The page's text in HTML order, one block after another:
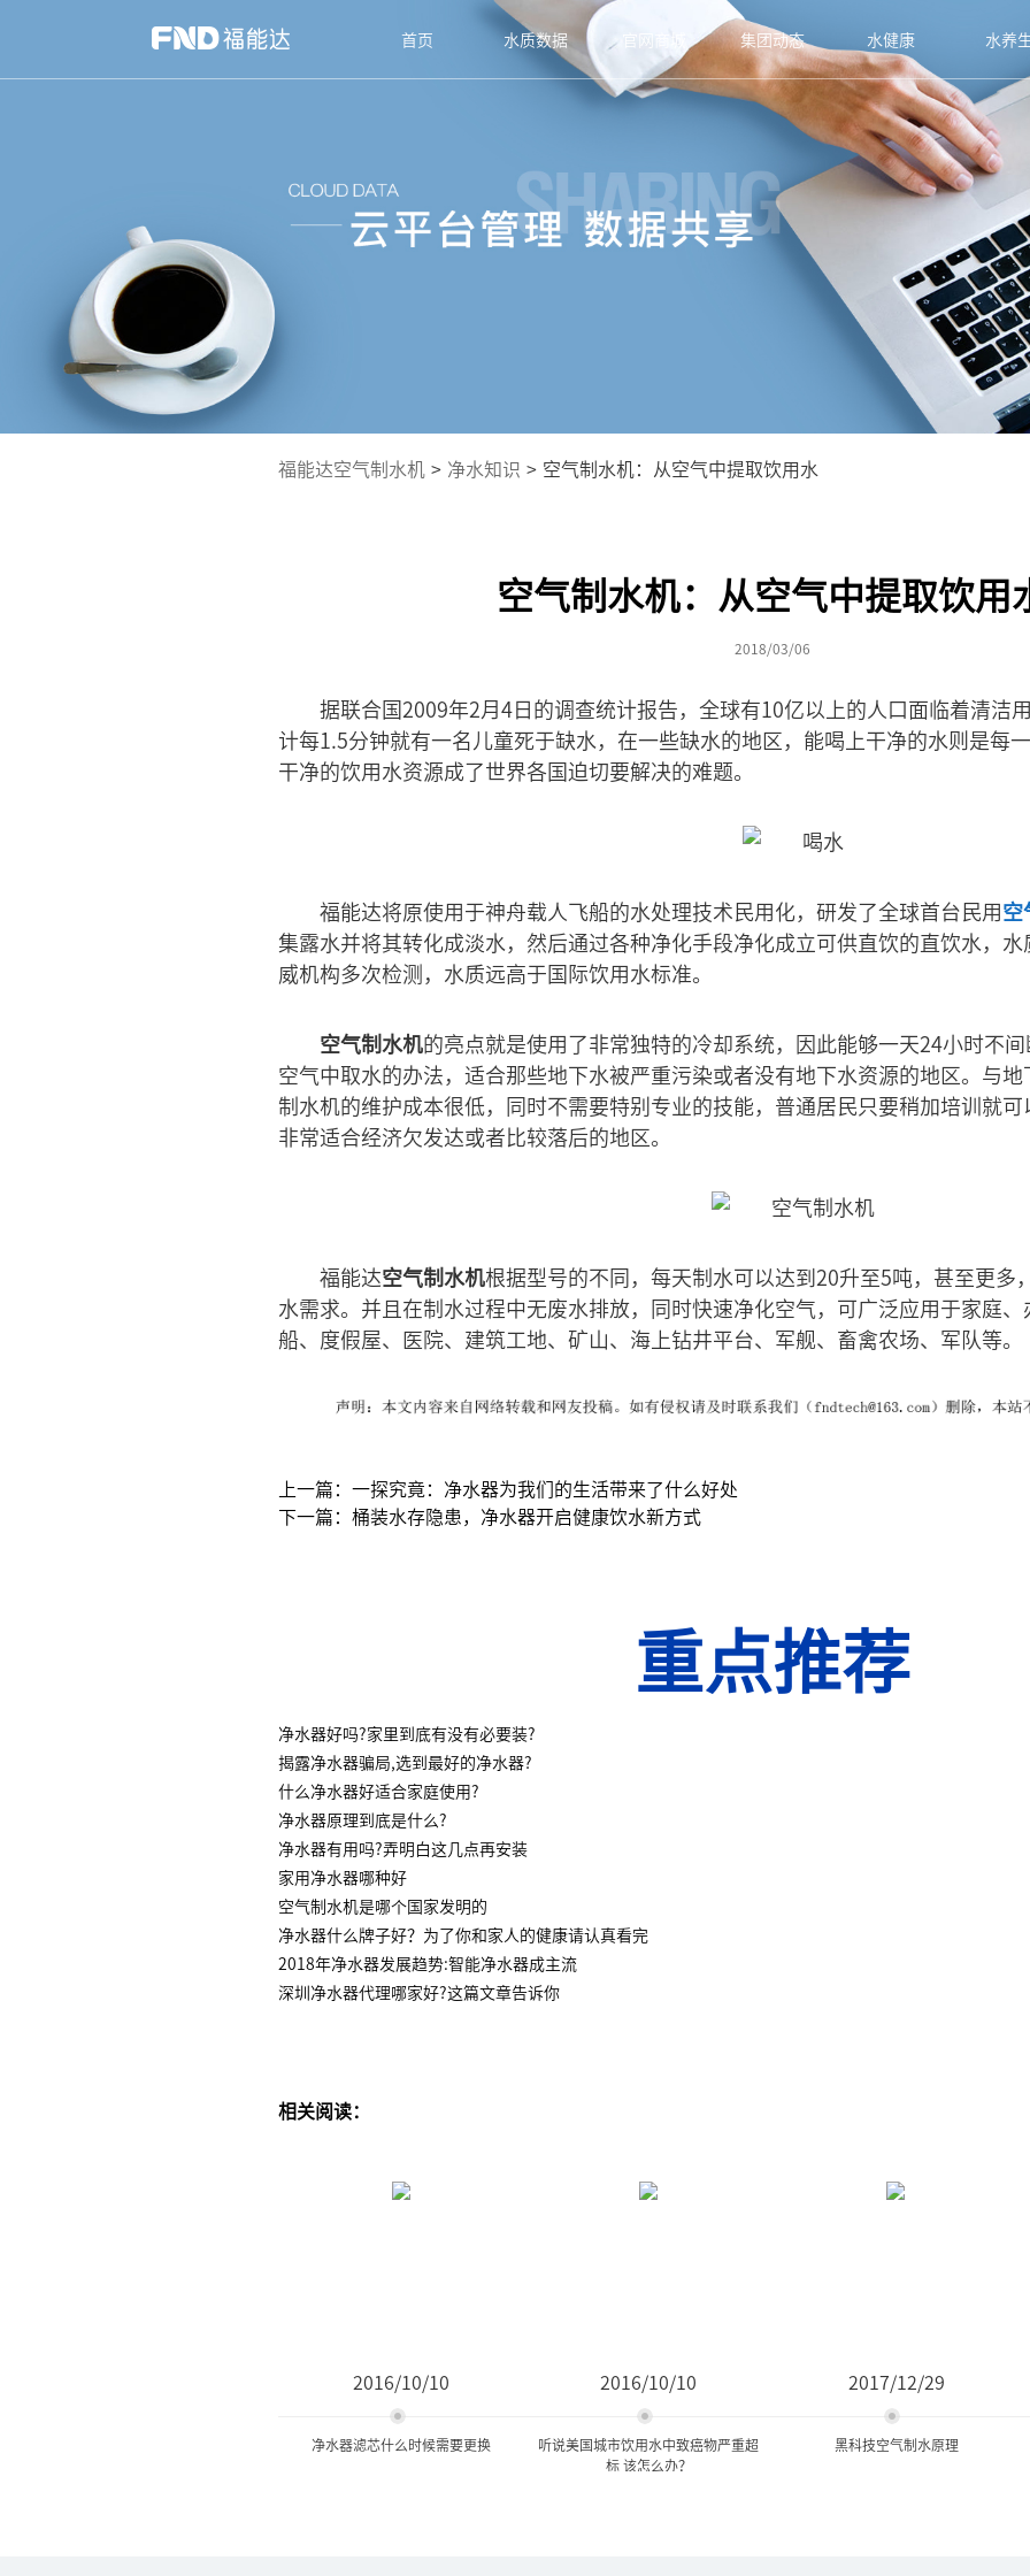
首页 水质数据 官网商城 集团动态 水健康 水养
福能达空气制水机 > 净水知识 > 空气制水机：从空气中提取饮用水
空气制水机：从空气中提取饮用
2018/03/06
据联合国2009年2月4日的调查统计报告，全球有10亿以上的人口面临着清洁
计每1.5分钟就有一名儿童死于缺水，在一些缺水的地区，能喝上干净的水则是每
干净的饮用水资源成了世界各国迫切要解决的难题。
福能达将原使用于神舟载人飞船的水处理技术民用化，研发了全球首台民用空
集露水并将其转化成淡水，然后通过各种净化手段净化成立可供直饮的直饮水，
威机构多次检测，水质远高于国际饮用水标准。
空气制水机的亮点就是使用了非常独特的冷却系统，因此能够一天24小时不
空气中取水的办法，适合那些地下水被严重污染或者没有地下水资源的地区。与
制水机的维护成本很低，同时不需要特别专业的技能，普通居民只要稍加培训就
非常适合经济欠发达或者比较落后的地区。
福能达空气制水机根据型号的不同，每天制水可以达到20升至5吨，甚至更多
水需求。并且在制水过程中无废水排放，同时快速净化空气，可广泛应用于家庭
船、度假屋、医院、建筑工地、矿山、海上钻井平台、军舰、畜禽农场、军队等。
上一篇：一探究竟：净水器为我们的生活带来了什么好处
下一篇：桶装水存隐患，净水器开启健康饮水新方式
重点推荐
净水器好吗?家里到底有没有必要装?
揭露净水器骗局,选到最好的净水器?
什么净水器好适合家庭使用?
净水器原理到底是什么?
净水器有用吗?弄明白这几点再安装
家用净水器哪种好
空气制水机是哪个国家发明的
净水器什么牌子好？为了你和家人的健康请认真看完
2018年净水器发展趋势:智能净水器成主流
深圳净水器代理哪家好?这篇文章告诉你
相关阅读：
2016/10/10
净水器滤芯什么时候需要更换
2016/10/10
听说美国城市饮用水中致癌物严重超
标 该怎么办？
2017/12/29
黑科技空气制水原理